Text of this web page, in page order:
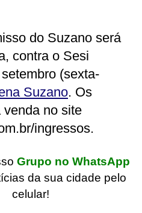
do Suzano será
contra o Sesi
(sexta-
Suzano. Os
venda no site
ingressos.
Grupo no WhatsApp
da sua cidade pelo
celular!